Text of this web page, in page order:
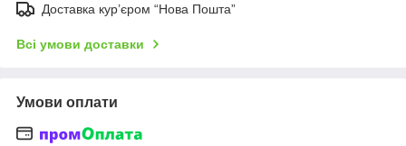
Доставка кур’єром “Нова Пошта”
Всі умови доставки
Умови оплати